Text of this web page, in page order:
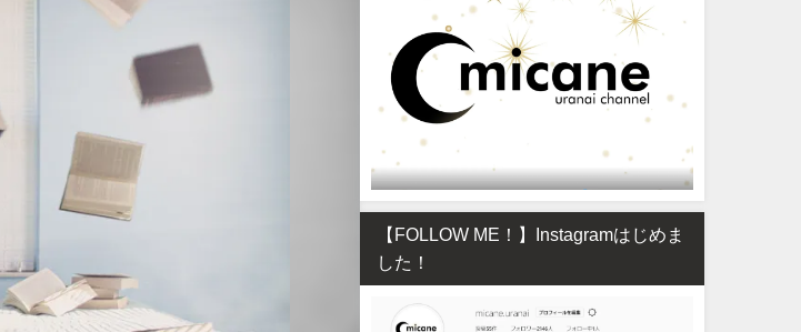
【FOLLOW ME！】Instagramはじめま
した！